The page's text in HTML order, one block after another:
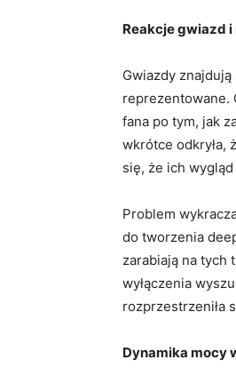
Reakcje gwiazd
Gwiazdy
reprezentowane.
fana po tym, jak
wkrótce odkryła,
się, że ich
Problem
do tworzenia
zarabiają na tych
wyłączenia
rozprzestrzeniła
Dynamika mocy